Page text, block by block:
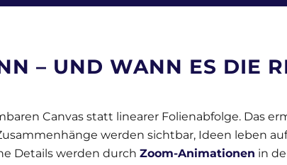
– UND WANN ES DIE
Canvas statt linearer Folienabfolge. Das
werden sichtbar, Ideen leben
Details werden durchZoom-Animationen in